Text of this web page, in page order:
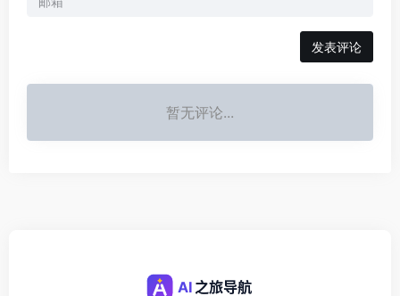
发表评论
暂无评论...